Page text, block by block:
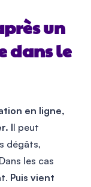
un
dans le
en ligne,
Il peut
dégâts,
les cas
Puis vient